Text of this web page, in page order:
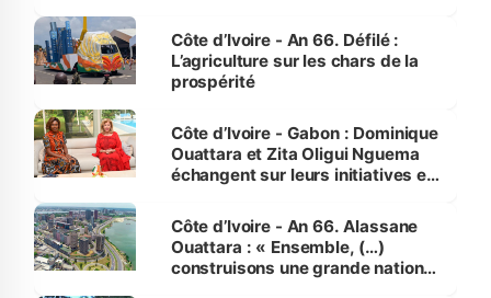
Côte d’Ivoire - An 66. Défilé :
L’agriculture sur les chars de la
prospérité
Côte d’Ivoire - Gabon : Dominique
Ouattara et Zita Oligui Nguema
échangent sur leurs initiatives en
enfants
Côte d’Ivoire - An 66. Alassane
Ouattara : « Ensemble, (…)
construisons une grande nation